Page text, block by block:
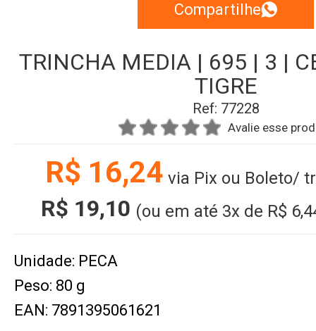
Compartilhe
TRINCHA MEDIA | 695 | 3 |
TIGRE
Ref: 77228
Avalie esse
R$ 16,24 via Pix ou Boleto/
R$ 19,10 (ou em até 3x de R$
Unidade: PECA
Peso: 80 g
EAN: 7891395061621